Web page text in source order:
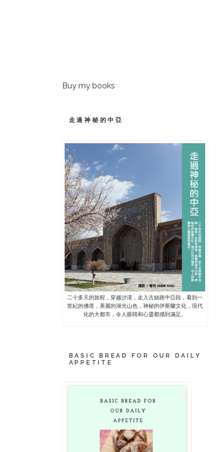
Buy my books
走過神秘的中亞
二十多天的旅程，穿越沙漠，走入古絲路中亞段，看到一
世紀的佛塔，美麗的湖光山色，神秘的伊斯蘭文化，現代
化的大都市，令人眼睛和心靈都感到滿足。
BASIC BREAD FOR OUR DAILY
APPETITE